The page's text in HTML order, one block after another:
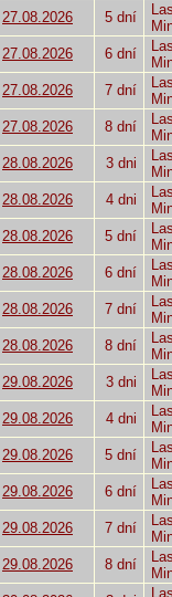
27.08.2026
5 dní
27.08.2026
6 dní
27.08.2026
7 dní
27.08.2026
8 dní
28.08.2026
3 dni
28.08.2026
4 dni
28.08.2026
5 dní
28.08.2026
6 dní
28.08.2026
7 dní
28.08.2026
8 dní
29.08.2026
3 dni
29.08.2026
4 dni
29.08.2026
5 dní
29.08.2026
6 dní
29.08.2026
7 dní
29.08.2026
8 dní